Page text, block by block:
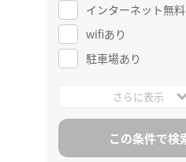
インターネット無料
wifiあり
駐車場あり
さらに表示